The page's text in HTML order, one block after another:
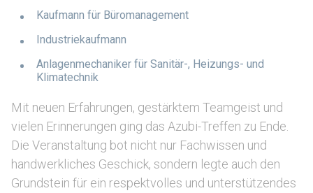
Kaufmann für Büromanagement
Industriekaufmann
Anlagenmechaniker für Sanitär-, Heizungs- und
Klimatechnik
Mit neuen Erfahrungen, gestärktem Teamgeist und
vielen Erinnerungen ging das Azubi-Treffen zu Ende.
Die Veranstaltung bot nicht nur Fachwissen und
handwerkliches Geschick, sondern legte auch den
Grundstein für ein respektvolles und unterstützendes